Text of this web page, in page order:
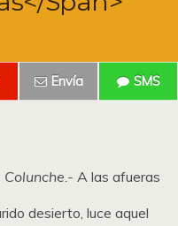
Envía SMS
A las afueras
desierto, luce aquel